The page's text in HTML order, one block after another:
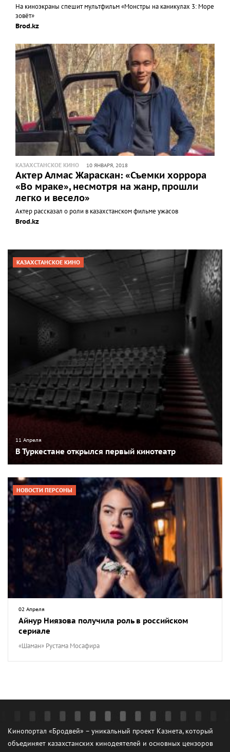
На киноэкраны спешит мультфильм «Монстры на каникулах 3: Море
зовёт»
Brod.kz
КАЗАХСТАНСКОЕ КИНО 10 ЯНВАРЯ, 2018
Актер Алмас Жараскан: «Съемки хоррора
«Во мраке», несмотря на жанр, прошли
легко и весело»
Актер рассказал о роли в казахстанском фильме ужасов
Brod.kz
КАЗАХСТАНСКОЕ КИНО
11 Апреля
В Туркестане открылся первый кинотеатр
НОВОСТИ ПЕРСОНЫ
02 Апреля
Айнур Ниязова получила роль в российском
сериале
«Шаман» Рустама Мосафира
Кинопортал «Бродвей» – уникальный проект Казнета, который
объединяет казахстанских кинодеятелей и основных цензоров